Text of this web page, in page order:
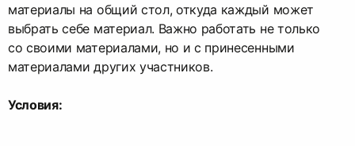
материалы на общий стол, откуда каждый может
выбрать себе материал. Важно работать не только
со своими материалами, но и с принесенными
материалами других участников.
Условия: